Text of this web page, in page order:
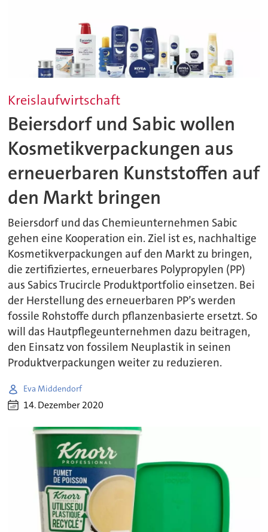
Kreislaufwirtschaft
Beiersdorf und Sabic wollen
Kosmetikverpackungen aus
erneuerbaren Kunststoffen auf
den Markt bringen
Beiersdorf und das Chemieunternehmen Sabic
gehen eine Kooperation ein. Ziel ist es, nachhaltige
Kosmetikverpackungen auf den Markt zu bringen,
die zertifiziertes, erneuerbares Polypropylen (PP)
aus Sabics Trucircle Produktportfolio einsetzen. Bei
der Herstellung des erneuerbaren PP’s werden
fossile Rohstoffe durch pflanzenbasierte ersetzt. So
will das Hautpflegeunternehmen dazu beitragen,
den Einsatz von fossilem Neuplastik in seinen
Produktverpackungen weiter zu reduzieren.
Eva Middendorf
14. Dezember 2020